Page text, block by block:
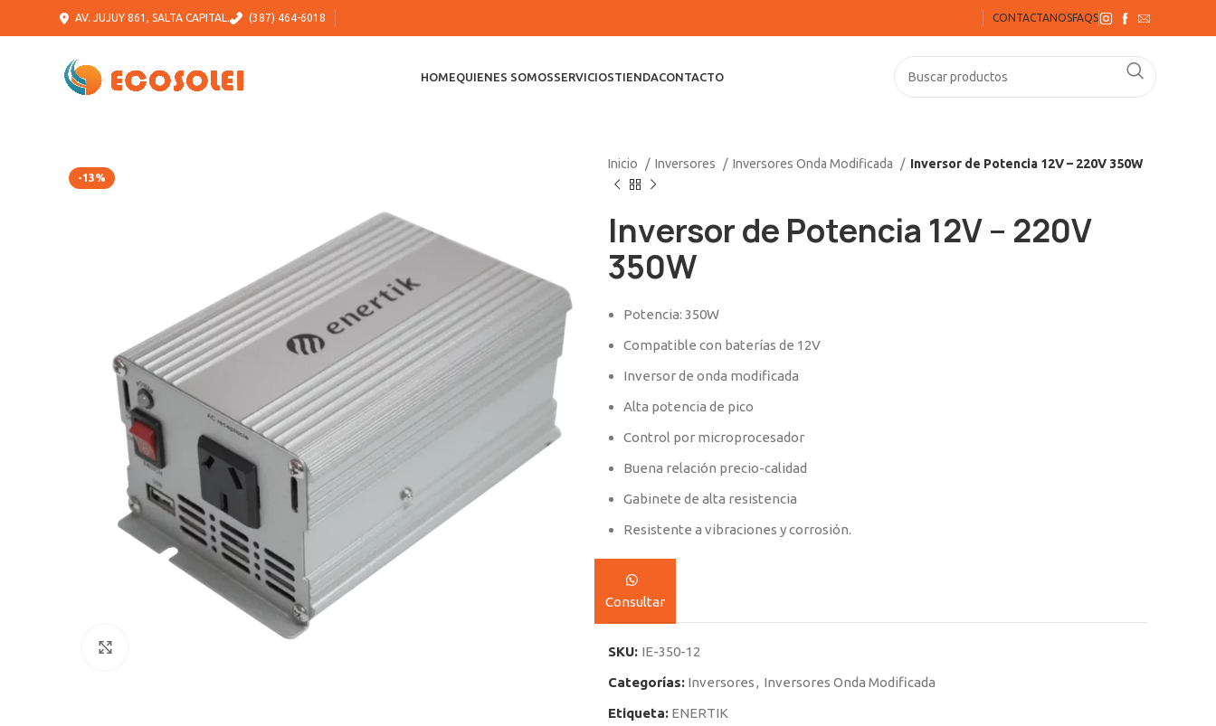
AV. JUJUY 861, SALTA CAPITAL. (387) 464-6018 CONTACTANOSFAQS
HOMEQUIENES SOMOSSERVICIOSTIENDACONTACTO
-13%
Inicio Inversores Inversores Onda Modificada Inversor de Potencia 12V – 220V 350W
Inversor de Potencia 12V – 220V
350W
Potencia: 350W
Compatible con baterías de 12V
Inversor de onda modificada
Alta potencia de pico
Control por microprocesador
Buena relación precio-calidad
Gabinete de alta resistencia
Resistente a vibraciones y corrosión.
Consultar
SKU: IE-350-12
Categorías: Inversores, Inversores Onda Modificada
Etiqueta: ENERTIK